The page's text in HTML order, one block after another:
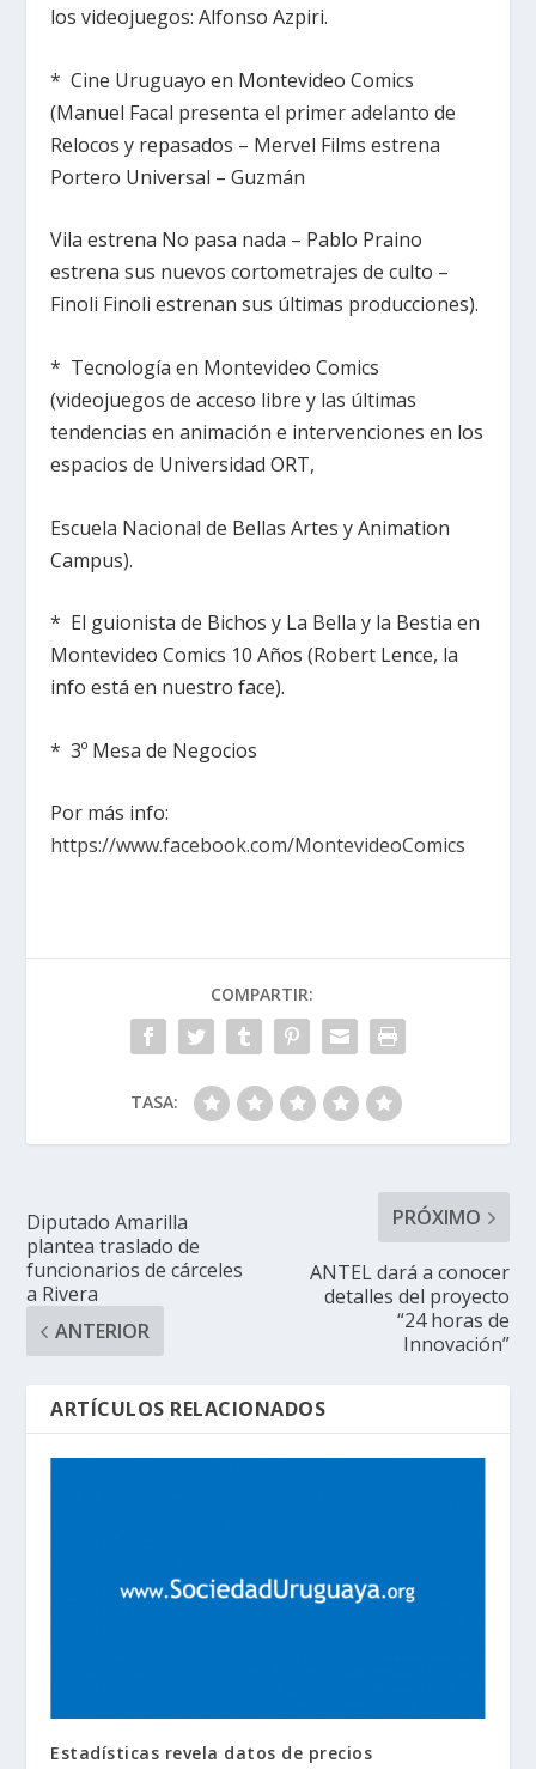
los videojuegos: Alfonso Azpiri.
* Cine Uruguayo en Montevideo Comics
(Manuel Facal presenta el primer adelanto de
Relocos y repasados – Mervel Films estrena
Portero Universal – Guzmán
Vila estrena No pasa nada – Pablo Praino
estrena sus nuevos cortometrajes de culto –
Finoli Finoli estrenan sus últimas producciones).
* Tecnología en Montevideo Comics
(videojuegos de acceso libre y las últimas
tendencias en animación e intervenciones en los
espacios de Universidad ORT,
Escuela Nacional de Bellas Artes y Animation
Campus).
* El guionista de Bichos y La Bella y la Bestia en
Montevideo Comics 10 Años (Robert Lence, la
info está en nuestro face).
* 3º Mesa de Negocios
Por más info:
https://www.facebook.com/MontevideoComics
COMPARTIR:
TASA:
Diputado Amarilla
plantea traslado de
funcionarios de cárceles
a Rivera
ANTERIOR
PRÓXIMO
ANTEL dará a conocer
detalles del proyecto
“24 horas de
Innovación”
ARTÍCULOS RELACIONADOS
Estadísticas revela datos de precios